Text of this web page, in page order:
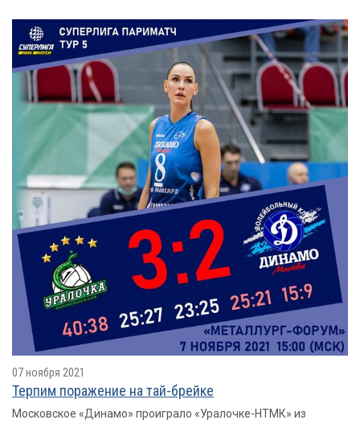
07 ноября 2021
Терпим поражение на тай-брейке
Московское «Динамо» проиграло «Уралочке-НТМК» из